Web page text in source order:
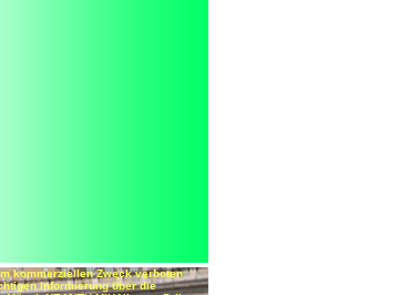
kommerziellen Zweck verboten
Informierung über die